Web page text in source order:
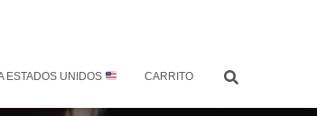
ESTADOS UNIDOS CARRITO